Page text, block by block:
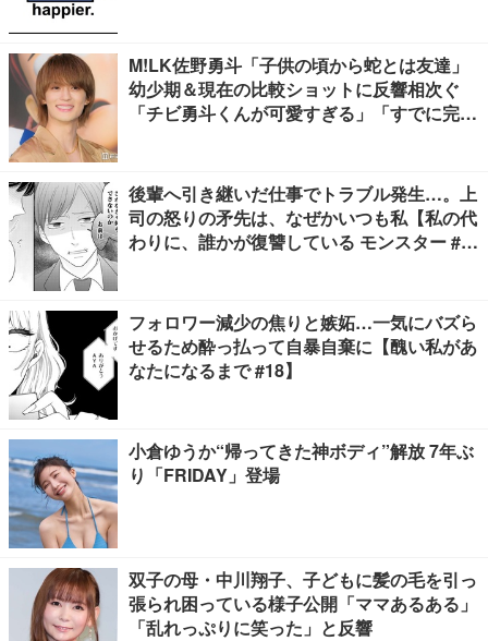
M!LK佐野勇斗「子供の頃から蛇とは友達」
幼少期＆現在の比較ショットに反響相次ぐ
「チビ勇斗くんが可愛すぎる」「すでに完成
後輩へ引き継いだ仕事でトラブル発生…。上
司の怒りの矛先は、なぜかいつも私【私の代
わりに、誰かが復讐している モンスター #
フォロワー減少の焦りと嫉妬…一気にバズら
せるため酔っ払って自暴自棄に【醜い私があ
なたになるまで #18】
小倉ゆうか“帰ってきた神ボディ”解放 7年ぶ
り「FRIDAY」登場
双子の母・中川翔子、子どもに髪の毛を引っ
張られ困っている様子公開「ママあるある」
「乱れっぷりに笑った」と反響